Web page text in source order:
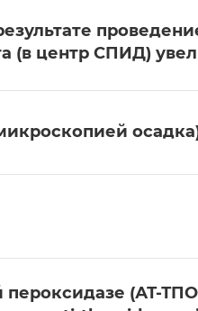
(в центр СПИД)
(АТ-